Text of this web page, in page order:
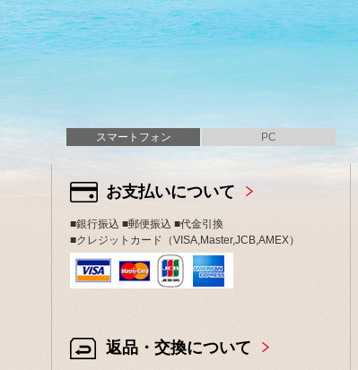
スマートフォン PC
お支払いについて
■銀行振込 ■郵便振込 ■代金引換
■クレジットカード（VISA,Master,JCB,AMEX）
返品・交換について